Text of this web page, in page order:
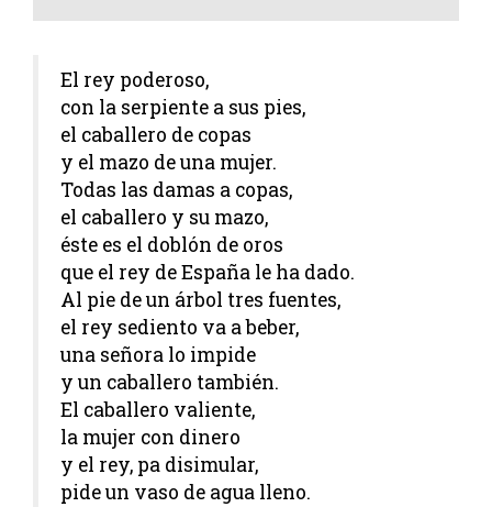
El rey poderoso,
con la serpiente a sus pies,
el caballero de copas
y el mazo de una mujer.
Todas las damas a copas,
el caballero y su mazo,
éste es el doblón de oros
que el rey de España le ha dado.
Al pie de un árbol tres fuentes,
el rey sediento va a beber,
una señora lo impide
y un caballero también.
El caballero valiente,
la mujer con dinero
y el rey, pa disimular,
pide un vaso de agua lleno.